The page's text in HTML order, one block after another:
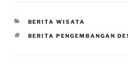
CATEGORIES
BERITA WISATA
TAGS
BERITA PENGEMBANGAN